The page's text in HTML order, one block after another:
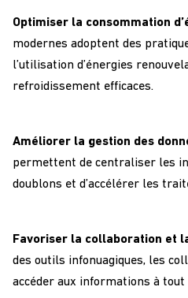
Optimiser la consommation
modernes adoptent des
l’utilisation d’énergies
refroidissement efficaces.
Améliorer la gestion des
permettent de centraliser les
doublons et d’accélérer les
Favoriser la collaboration et
des outils infonuagiques, les
accéder aux informations à tout